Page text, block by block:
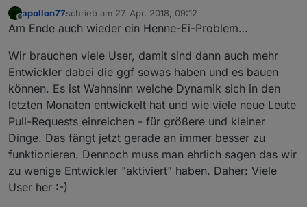
Offline
apollon77schrieb am 27. Apr. 2018, 09:12
zuletzt editiert von
Am Ende auch wieder ein Henne-Ei-Problem…
Wir brauchen viele User, damit sind dann auch mehr
Entwickler dabei die ggf sowas haben und es bauen
können. Es ist Wahnsinn welche Dynamik sich in den
letzten Monaten entwickelt hat und wie viele neue Leute
Pull-Requests einreichen - für größere und kleiner
Dinge. Das fängt jetzt gerade an immer besser zu
funktionieren. Dennoch muss man ehrlich sagen das wir
zu wenige Entwickler "aktiviert" haben. Daher: Viele
User her :-)